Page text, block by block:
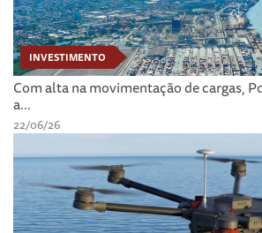
INVESTIMENTO
Com alta na movimentação de cargas,
a...
22/06/26